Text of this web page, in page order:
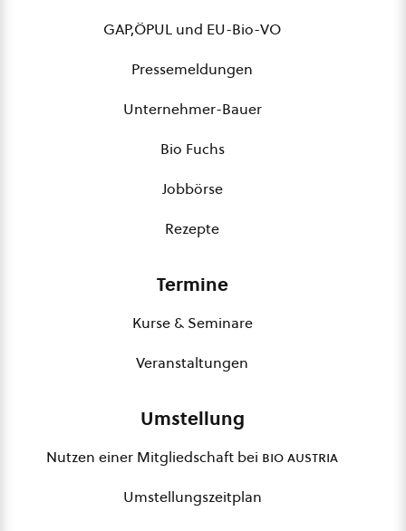
GAP,ÖPUL und EU-Bio-VO
Pressemeldungen
Unternehmer-Bauer
Bio Fuchs
Jobbörse
Rezepte
Termine
Kurse & Seminare
Veranstaltungen
Umstellung
Nutzen einer Mitgliedschaft bei bio austria
Umstellungszeitplan